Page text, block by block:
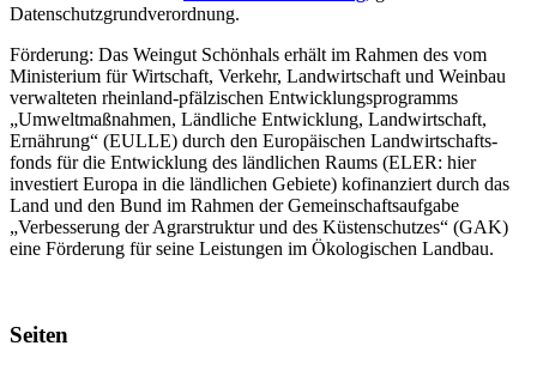
Datenschutzgrundverordnung.
Förderung: Das Weingut Schönhals erhält im Rahmen des vom
Minis­terium für Wirtschaft, Verkehr, Land­wirt­schaft und Weinbau
verwal­teten rhein­land-pfälzischen Entwick­lungs­programms
„Umwelt­maßnahmen, Länd­liche Entwick­lung, Landwirt­schaft,
Ernährung“ (EULLE) durch den Euro­päischen Land­wirtschafts­
fonds für die Entwick­lung des länd­lichen Raums (ELER: hier
investiert Europa in die ländlichen Gebiete) kofinanziert durch das
Land und den Bund im Rahmen der Gemein­schafts­aufgabe
„Verbes­serung der Agrar­struktur und des Küsten­schutzes“ (GAK)
eine Förderung für seine Leis­tungen im Ökolo­gischen Landbau.
Seiten